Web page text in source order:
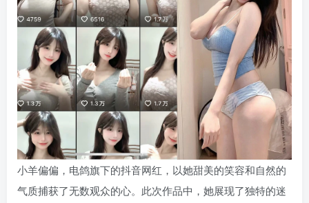
小羊偏偏，电鸽旗下的抖音网红，以她甜美的笑容和自然的
气质捕获了无数观众的心。此次作品中，她展现了独特的迷